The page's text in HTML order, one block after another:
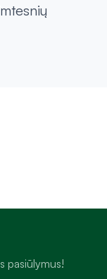
pasiūlymus!